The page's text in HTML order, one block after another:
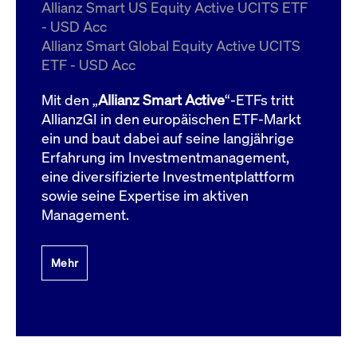
Allianz Smart US Equity Active UCITS ETF
- USD Acc
Allianz Smart Global Equity Active UCITS
ETF - USD Acc
Mit den „Allianz Smart Active“-ETFs tritt
AllianzGI in den europäischen ETF-Markt
ein und baut dabei auf seine langjährige
Erfahrung im Investmentmanagement,
eine diversifizierte Investmentplattform
sowie seine Expertise im aktiven
Management.
Mehr
ApplicationGatewayAffinityCORS
boerse.com
Domain
bis